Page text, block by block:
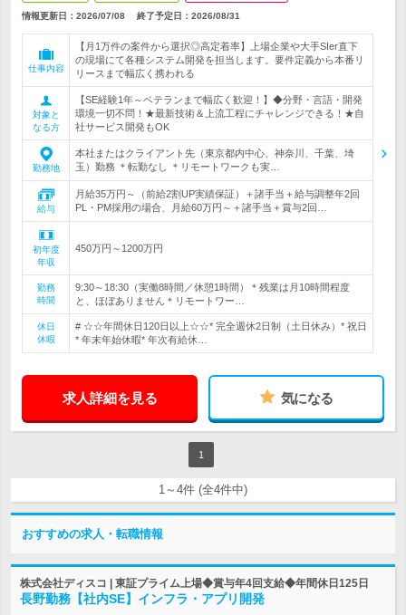
情報更新日：2026/07/08 終了予定日： 2026/08/31
仕事内容
【月1万件の案件から選択◎高定着率】上場企業や大手SIer直下
の現場にて各種システム開発を担当します。要件定義から本番リ
リースまで幅広く携われる
対象と
なる方
【SE経験1年～ベテランまで幅広く歓迎！】◆分野・言語・開発
環境一切不問！★最新技術＆上流工程にチャレンジできる！★自
社サービス開発もOK
勤務地
本社またはクライアント先（東京都内中心、神奈川、千葉、埼
玉）勤務 ＊転勤なし ＊リモートワークも実…
給与
月給35万円～（前給2割UP実績保証）＋諸手当＋給与調整年2回
PL・PM採用の場合、月給60万円～＋諸手当＋賞与2回…
初年度
年収
450万円～1200万円
勤務
時間
9:30～18:30（実働8時間／休憩1時間）＊残業は月10時間程度
と、ほぼありません＊リモートワー…
休日
休暇
# ☆☆年間休日120日以上☆☆* 完全週休2日制（土日休み）* 祝日
* 年末年始休暇* 年次有給休…
求人詳細を見る 気になる
1
1～4件 (全4件中)
おすすめの求人・転職情報
株式会社ディスコ | 東証プライム上場◆賞与年4回支給◆年間休日125日
長野勤務【社内SE】インフラ・アプリ開発